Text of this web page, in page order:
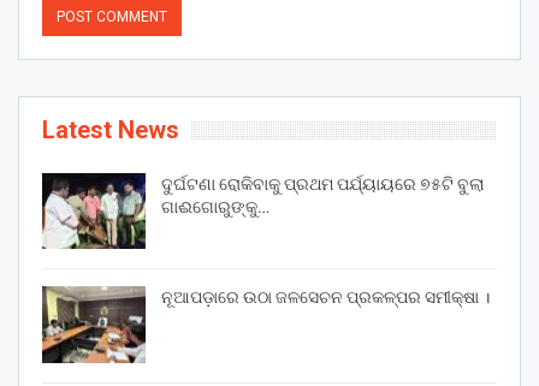
Latest News
ଦୁର୍ଘଟଣା ରୋକିବାକୁ ପ୍ରଥମ ପର୍ଯ୍ୟାୟରେ ୭୫ଟି ବୁଲା
ଗାଈଗୋରୁଙ୍କୁ…
ନୂଆପଡ଼ାରେ ଉଠା ଜଳସେଚନ ପ୍ରକଳ୍ପର ସମୀକ୍ଷା ।